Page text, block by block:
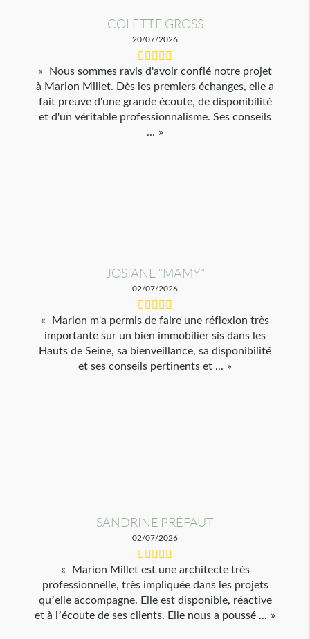
COLETTE GROSS
20/07/2026
Nous sommes ravis d'avoir confié notre projet
à Marion Millet. Dès les premiers échanges, elle a
fait preuve d'une grande écoute, de disponibilité
et d'un véritable professionnalisme. Ses conseils
...
JOSIANE “MAMY”
02/07/2026
Marion m'a permis de faire une réflexion très
importante sur un bien immobilier sis dans les
Hauts de Seine, sa bienveillance, sa disponibilité
et ses conseils pertinents et ...
SANDRINE PRÉFAUT
02/07/2026
Marion Millet est une architecte très
professionnelle, très impliquée dans les projets
qu’elle accompagne. Elle est disponible, réactive
et à l’écoute de ses clients. Elle nous a poussé ...